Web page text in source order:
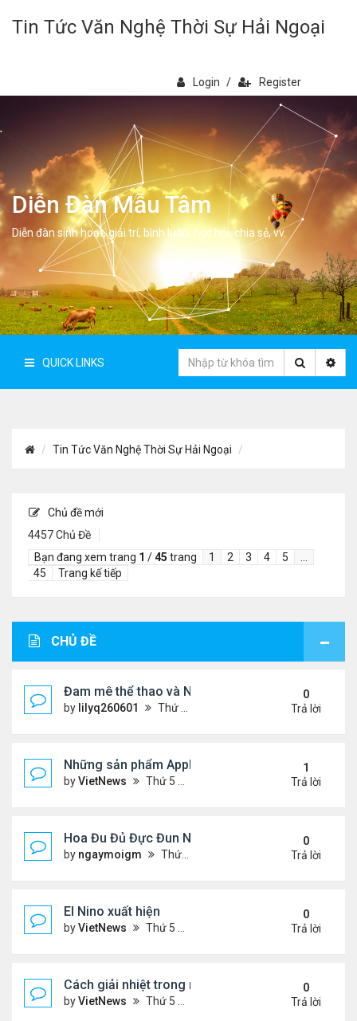
Tin Tức Văn Nghệ Thời Sự Hải Ngoại
Login / Register
Diễn Đàn Mẫu Tâm
Diễn đàn sinh hoạt, giải trí, bình luân, học hỏi, chia sẻ, vv.
QUICK LINKS
Tin Tức Văn Nghệ Thời Sự Hải Ngoại
Chủ đề mới
4457 Chủ Đề
Bạn đang xem trang 1 /45 trang 1 2 3 4 5
45
Trang kế tiếp
CHỦ ĐỀ
Đam mê thể thao và Ngôn ngữ thiết kế: Góc nhìn
by lilyq260601 Thứ 4 Tháng 7 22, 2026 7:13 pm
0
Trả lời
Những sản phẩm Apple có thể ra mắt ngày 8/3
byVietNews Thứ 5 Tháng 3 03, 2022 12:34 pm
1
Trả lời
Hoa Đu Đủ Đực Đun Nước Uống Với Những Tác
by ngaymoigm Thứ 5 Tháng 11 02, 2023 4:44 am
0
Trả lời
El Nino xuất hiện
byVietNews Thứ 5 Tháng 6 15, 2023 10:42 am
0
Trả lời
Cách giải nhiệt trong nắng nóng
byVietNews Thứ 5 Tháng 6 15, 2023 10:40 am
0
Trả lời